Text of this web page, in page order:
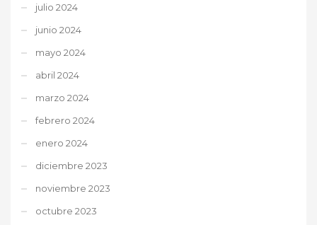
julio 2024
junio 2024
mayo 2024
abril 2024
marzo 2024
febrero 2024
enero 2024
diciembre 2023
noviembre 2023
octubre 2023